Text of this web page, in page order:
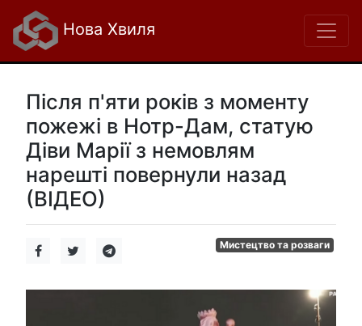
Нова Хвиля
Після п'яти років з моменту
пожежі в Нотр-Дам, статую
Діви Марії з немовлям
нарешті повернули назад
(ВІДЕО)
Мистецтво та розваги